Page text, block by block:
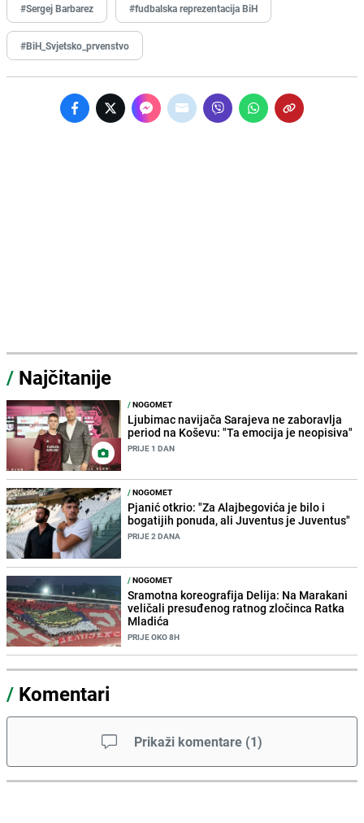
#Sergej Barbarez #fudbalska reprezentacija BiH
#BiH_Svjetsko_prvenstvo
/ Najčitanije
/NOGOMET
Ljubimac navijača Sarajeva ne zaboravlja
period na Koševu: "Ta emocija je neopisiva"
PRIJE 1 DAN
/NOGOMET
Pjanić otkrio: "Za Alajbegovića je bilo i
bogatijih ponuda, ali Juventus je Juventus"
PRIJE 2 DANA
/NOGOMET
Sramotna koreografija Delija: Na Marakani
veličali presuđenog ratnog zločinca Ratka
Mladića
PRIJE OKO 8H
/ Komentari
Prikaži komentare (1)